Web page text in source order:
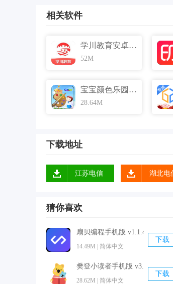
6.头条，有着各类艺术大师的信息推
软件优势
1.专注艺术审美与艺术实践是非旦
2.把你的照片变成真棒艺术品。
相关软件
学川教育安卓版 v3.0.3 官方免费版
52M
宝宝颜色乐园安卓版 v8.07 手机免费版
28.64M
下载地址
江苏电信 湖北电
猜你喜欢
扇贝编程手机版 v1.1.46 官方最
14.49M | 简体中文
下载
樊登小读者手机版 v3.9.1 官方
28.62M | 简体中文
下载